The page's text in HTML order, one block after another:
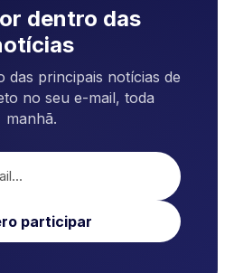
dentro das
das principais notícias de
no seu e-mail, toda
manhã.
participar